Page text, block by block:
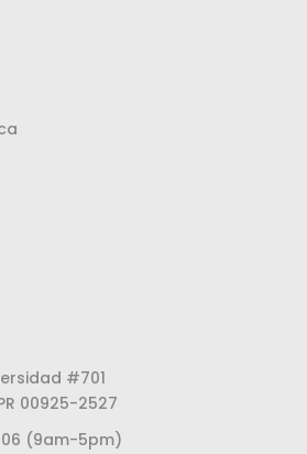
#701
00925-2527
(9am-5pm)